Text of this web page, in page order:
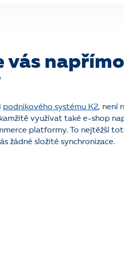
vás
podnikového systému K2, není
využívat také e-shop
platformy. To nejtěžší
žádné složité synchronizace.